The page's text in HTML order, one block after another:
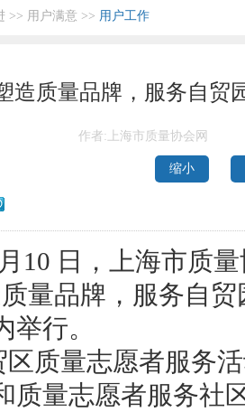
>> 用户满意 >> 用户工作
造质量品牌，服务自贸
作者:上海市质量协会网
缩小
日，上海市质量
量品牌，服务自
举行。
质量志愿者服务活
质量志愿者服务社